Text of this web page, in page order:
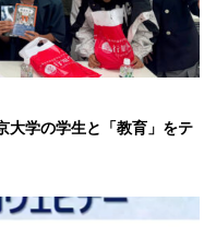
大学の学生と「教育」をテ